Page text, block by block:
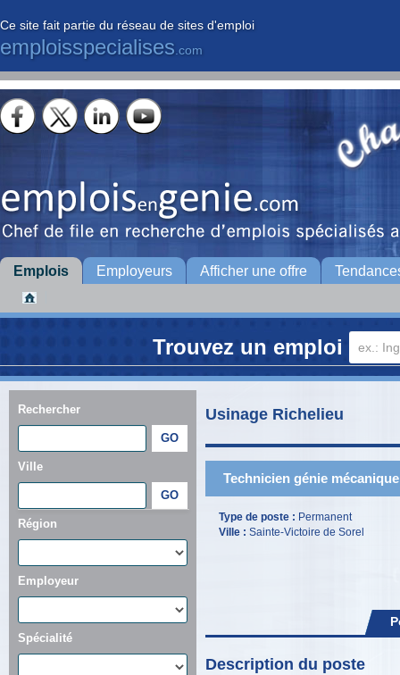
Ce site fait partie du réseau de sites d'emploi
emploisspecialises .com
Emplois Employeurs Afficher une offre
Trouvez un emploi
Rechercher
Ville
Région
Employeur
Spécialité
Usinage Richelieu
Technicien génie
Type de poste : Permanent
Ville : Sainte-Victoire de Sorel
Description du poste